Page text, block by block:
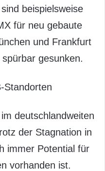
beispielsweise
für neu gebaute
und Frankfurt
gesunken.
Standorten
deutschlandweiten
der Stagnation in
immer Potential für
vorhanden ist.